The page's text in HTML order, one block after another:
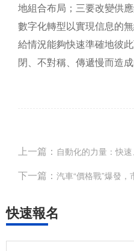
快速報名
地組合布局；三要改變供
數字化轉型以實現信息的
給情況能夠快速準確地彼
閉、不對稱、傳遞慢而造成
上一篇： 自動化的力量：快
下一篇： 汽車“價格戰”爆發